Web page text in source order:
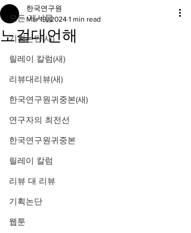
모든 게시물
기획논단(새)
릴레이 칼럼(새)
리뷰대리뷰(새)
한국연구원귀중본(새)
연구자의 최전선
한국연구원귀중본
릴레이 칼럼
리뷰 대 리뷰
기획논단
웹툰
노걸대언해
한국연구원
Mar 19, 2024 1 min read